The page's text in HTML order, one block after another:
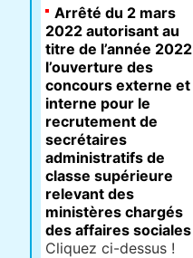
Arrêté du 2 mars
2022 autorisant au
titre de l’année 2022
l’ouverture des
concours externe et
interne pour le
recrutement de
secrétaires
administratifs de
classe supérieure
relevant des
ministères chargés
des affaires sociales
Cliquez ci-dessus !